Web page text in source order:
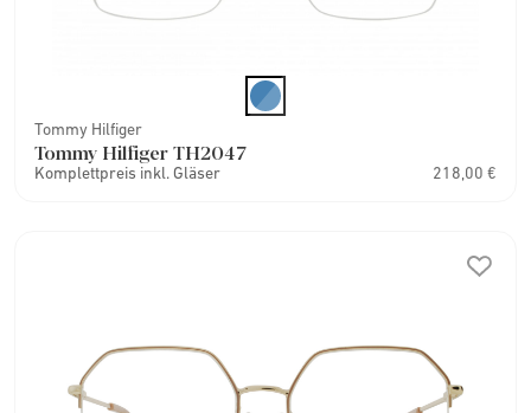
Tommy Hilfiger
Tommy Hilfiger TH2047
Komplettpreis inkl. Gläser 218,00 €